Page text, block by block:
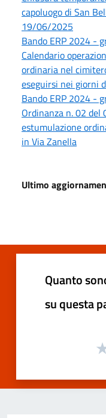
capoluogo di San
19/06/2025
Bando ERP 2024 -
Calendario
ordinaria nel
eseguirsi nei
Bando ERP 2024 -
Ordinanza n. 02
estumulazione
in Via Zanella
Ultimo
Quanto
su questa